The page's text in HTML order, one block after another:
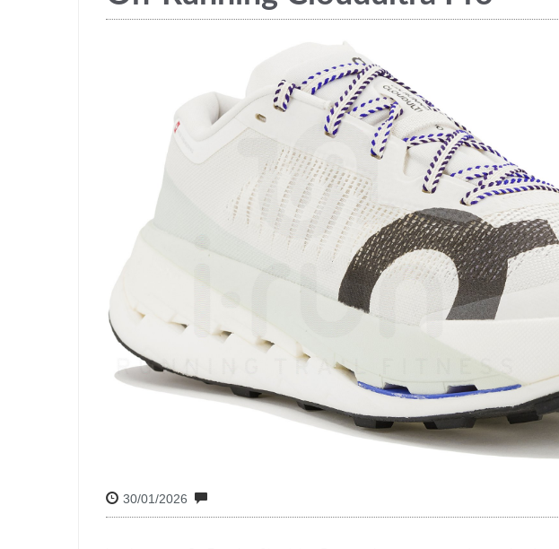
30/01/2026